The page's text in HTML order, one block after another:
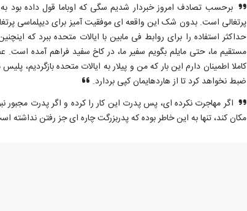
برحسب تصادف امروز خبردار شدیم سگی که اوباما قول داده
پرتغالی است. بدون شک این واقعه ای موفقیت آمیز برای دیپلماسی
حداکثر استفاده را برای روابط فی مابین با ایالات متحده ببرد که
مستقیم ما، حتی مایلم بگویم سفیر ما، در کاخ سفید فراهم آمده
کاملا اطمینان دارم این بار که من و پیلار به ایالات متحده بازگردیم، پلیس
ضبط نخواهد کرد تا از هاردهایمان کپی بردارد.
اگر مهاجرت نکرده ای، پس پدرت این کار را کرده و اگر پدرت مجبور
مکان کند، تنها به این خاطر بوده که پدربزرگت چاره ای جز رفتن نداشته